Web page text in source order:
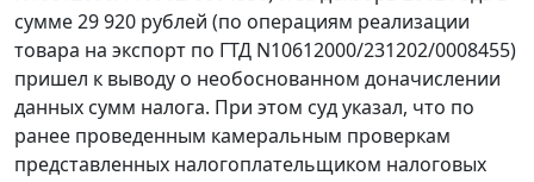
сумме 29 920 рублей (по операциям реализации
товара на экспорт по ГТД N10612000/231202/0008455)
пришел к выводу о необоснованном доначислении
данных сумм налога. При этом суд указал, что по
ранее проведенным камеральным проверкам
представленных налогоплательщиком налоговых